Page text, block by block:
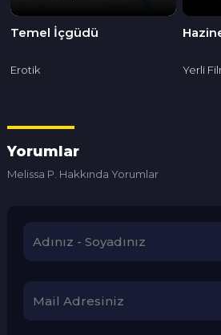
Temel İçgüdü
Erotik Yerli
Yorumlar
Melissa P. Hakkında Yorumlar